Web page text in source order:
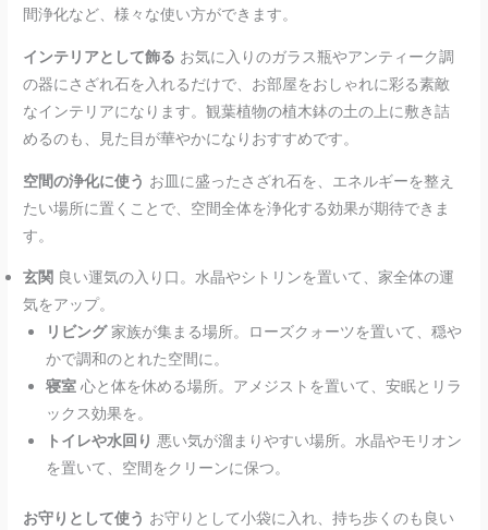
間浄化など、様々な使い方ができます。
インテリアとして飾る お気に入りのガラス瓶やアンティーク調
の器にさざれ石を入れるだけで、お部屋をおしゃれに彩る素敵
なインテリアになります。観葉植物の植木鉢の土の上に敷き詰
めるのも、見た目が華やかになりおすすめです。
空間の浄化に使う お皿に盛ったさざれ石を、エネルギーを整え
たい場所に置くことで、空間全体を浄化する効果が期待できま
す。
玄関 良い運気の入り口。水晶やシトリンを置いて、家全体の運
気をアップ。
リビング家族が集まる場所。ローズクォーツを置いて、穏や
かで調和のとれた空間に。
寝室心と体を休める場所。アメジストを置いて、安眠とリラ
ックス効果を。
トイレや水回り 悪い気が溜まりやすい場所。水晶やモリオン
を置いて、空間をクリーンに保つ。
お守りとして使う お守りとして小袋に入れ、持ち歩くのも良い